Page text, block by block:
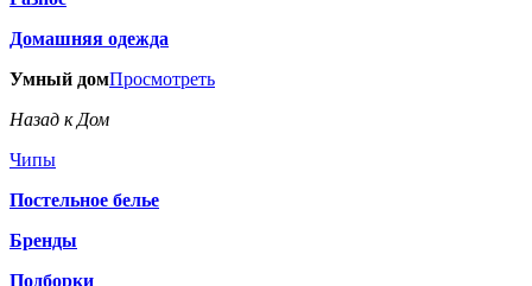
Домашняя одежда
Умный домПросмотреть
Назад к Дом
Чипы
Постельное белье
Бренды
Подборки